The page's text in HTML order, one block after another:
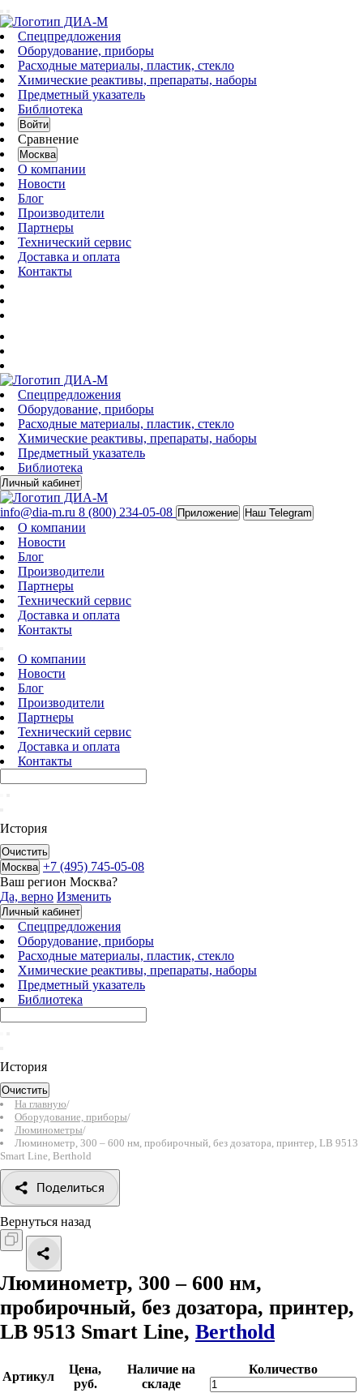
Спецпредложения
Оборудование, приборы
Расходные материалы, пластик, стекло
Химические реактивы, препараты, наборы
Предметный указатель
Библиотека
Войти
Сравнение
Москва
О компании
Новости
Блог
Производители
Партнеры
Технический сервис
Доставка и оплата
Контакты
Спецпредложения
Оборудование, приборы
Расходные материалы, пластик, стекло
Химические реактивы, препараты, наборы
Предметный указатель
Библиотека
Личный кабинет
info@dia-m.ru 8 (800) 234-05-08 Приложение Наш Telegram
О компании
Новости
Блог
Производители
Партнеры
Технический сервис
Доставка и оплата
Контакты
О компании
Новости
Блог
Производители
Партнеры
Технический сервис
Доставка и оплата
Контакты
История
Очистить
Москва +7 (495) 745-05-08
Ваш регион Москва?
Да, верно Изменить
Личный кабинет
Спецпредложения
Оборудование, приборы
Расходные материалы, пластик, стекло
Химические реактивы, препараты, наборы
Предметный указатель
Библиотека
История
Очистить
На главную/
Оборудование, приборы/
Люминометры/
Люминометр, 300 – 600 нм, пробирочный, без дозатора, принтер, LB 9513
Smart Line, Berthold
Поделиться
Вернуться назад
Люминометр, 300 – 600 нм,
пробирочный, без дозатора, принтер,
LB 9513 Smart Line, Berthold
Артикул
Цена,
руб.
Наличие на
складе
Количество